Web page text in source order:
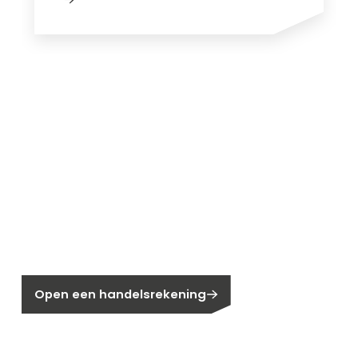
Open een handelsrekening